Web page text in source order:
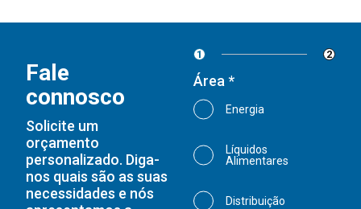
Fale
connosco
Solicite um
orçamento
personalizado. Diga-
nos quais são as suas
necessidades e nós
1 2
Área *
Energia
Líquidos
Alimentares
Distribuição